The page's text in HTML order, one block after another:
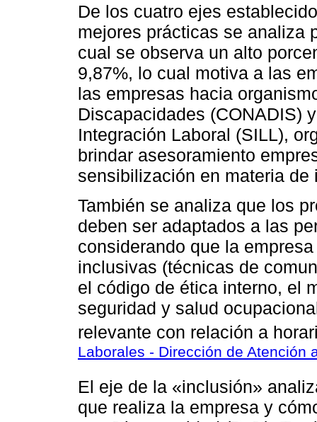
De los cuatro ejes
mejores prácticas se analiza
cual se observa un alto
9,87%, lo cual motiva a las
las empresas hacia
Discapacidades (CONADIS)
Integración Laboral (SILL),
brindar asesoramiento
sensibilización en materia de
También se analiza que los
deben ser adaptados a las
considerando que la
inclusivas (técnicas de
el código de ética interno, el
seguridad y salud
relevante con relación a
Laborales - Dirección de Atención
El eje de la «inclusión»
que realiza la empresa y